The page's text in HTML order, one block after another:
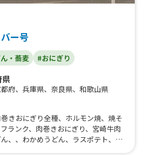
、選べる500円クレープ、和風ツナ
て焼き、たい焼き、おにぎり弁
本入り）、スムージー、500円 ク
ミックスクリーム、おにぎり２つセ
ムバニラアイス付き（ストロベリー
ムバニラアイス付きクレープ（チョ
ンマヨ、ツナコーンサラダ、たまご
ダ、メープルミックスナッツクレー
ーム、オレオクリームクレープ、手
ップかき氷（小）、いちごあめ、り
、タピオカドリンク、大阪産の海
塩おにぎり）、大阪産の海苔を使っ
しそ）、大阪産の海苔を使ったおに
ー号
・蕎麦 #おにぎり
府、 兵庫県、 奈良県、 和歌山県
きおにぎり全種、ホルモン焼、焼そ
ランク、肉巻きおにぎり、宮崎牛肉
、、わかめうどん、ラスポテト、ロ